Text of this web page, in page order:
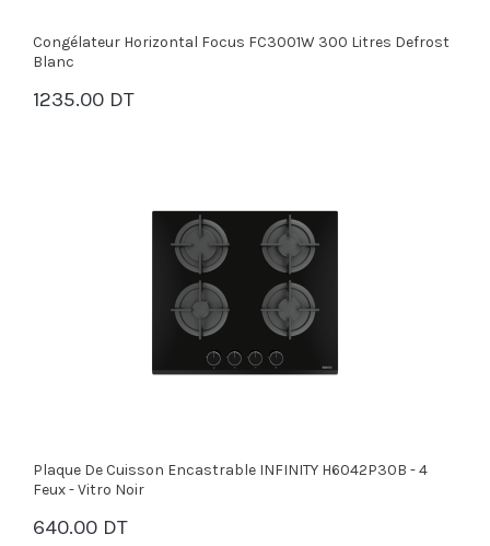
Congélateur Horizontal Focus FC3001W 300 Litres Defrost
Blanc
1235.00 DT
PANIER
Plaque De Cuisson Encastrable INFINITY H6042P30B - 4
Feux - Vitro Noir
640.00 DT
PANIER